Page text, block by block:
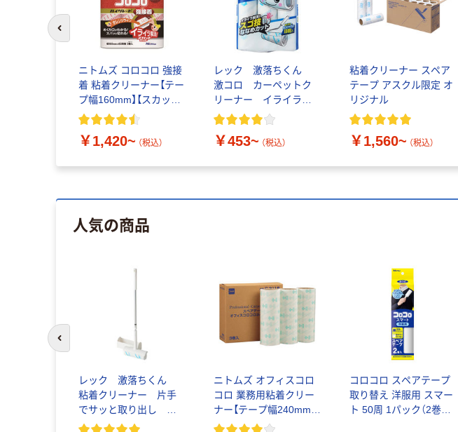
ニトムズ コロコロ 強接
着 粘着クリーナー【テー
プ幅160mm】【スカット
カット】【カーペット用】
￥1,420~ （税込）
レック 激落ちくん
激コロ カーペットク
リーナー イライラ解
消スゴ技カット めく
印刷
￥453~ （税込）
粘着クリーナー スペア
テープ アスクル限定 オ
リジナル
￥1,560~ （税込）
前のスライドへ
人気の商品
レック 激落ちくん
粘着クリーナー 片手
でサッと取り出し 本
体ケース付き （ショー
ニトムズ オフィスコロ
コロ 業務用粘着クリー
ナー【テープ幅240mm】
【芯径76.5mm】
コロコロ スペアテープ
取り替え 洋服用 スマー
ト 50周 1パック（2巻入）
前のスライドへ